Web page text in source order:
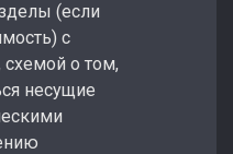
(если
с
о том,
несущие